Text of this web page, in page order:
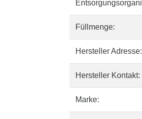
Füllmenge:
Hersteller Adresse:
Hersteller Kontakt:
Marke: